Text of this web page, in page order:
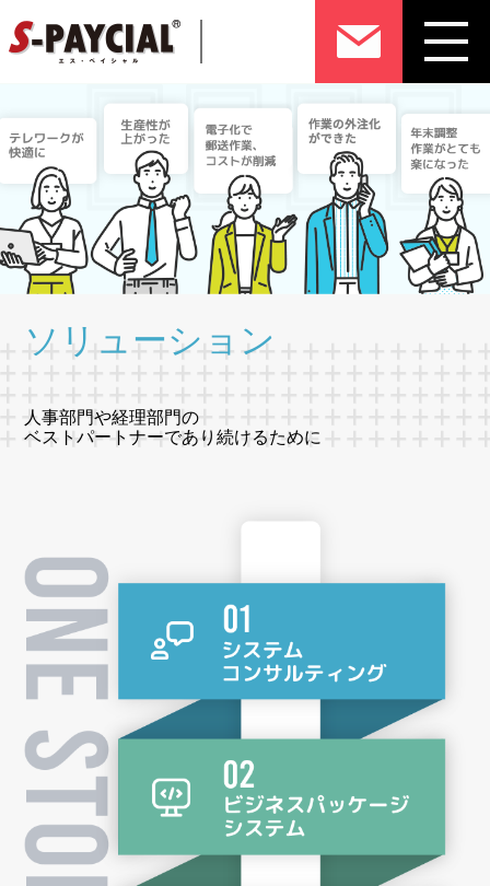
ソリューション
人事部門や経理部門の
ベストパートナーであり続けるために